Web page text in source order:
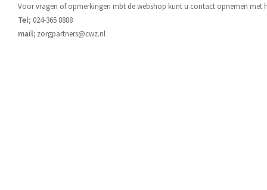
Voor vragen of opmerkingen mbt de webshop kunt u contact opnemen met
Tel; 024-365 8888
mail; zorgpartners@cwz.nl